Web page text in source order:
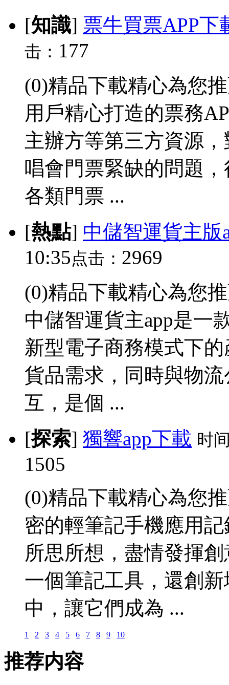
[知識] 票牛買票APP下
击： 177
(0)精品下載精心為您
用戶精心打造的票務
主辦方等第三方資源
唱會門票緊缺的問題
各類門票 ...
[熱點] 中儲智運貨主版
10:35点击： 2969
(0)精品下載精心為您
中儲智運貨主app是一
新型電子商務模式下
貨品需求，同時與物
互，是個 ...
[探索] 獨響app下載 时
1505
(0)精品下載精心為您
密的輕筆記手機應用
所思所想，盡情發揮
一個筆記工具，還創
中，讓它們成為 ...
1 2 3 4 5 6 7 8 9 10
推荐内容